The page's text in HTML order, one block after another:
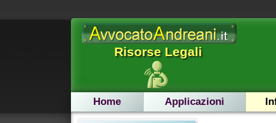
Risorse Legali
Home Applicazioni